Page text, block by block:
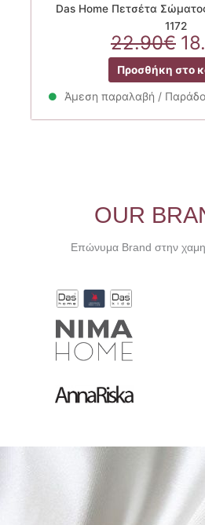
Das Home Πετσέτα
1172
22.90€
Προσθήκη στο
Άμεση παραλαβή /
OUR
Επώνυμα Brand στην